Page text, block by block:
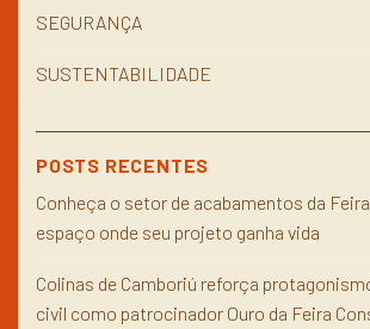
SEGURANÇA
SUSTENTABILIDADE
POSTS RECENTES
Conheça o setor de acabamentos da
espaço onde seu projeto ganha vida
Colinas de Camboriú reforça
civil como patrocinador Ouro da Feira